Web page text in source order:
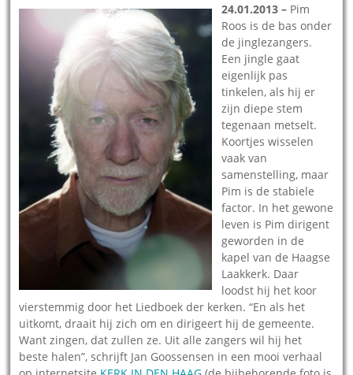
24.01.2013 – Pim
Roos is de bas onder
de jinglezangers.
Een jingle gaat
eigenlijk pas
tinkelen, als hij er
zijn diepe stem
tegenaan metselt.
Koortjes wisselen
vaak van
samenstelling, maar
Pim is de stabiele
factor. In het gewone
leven is Pim dirigent
geworden in de
kapel van de Haagse
Laakkerk. Daar
loodst hij het koor
vierstemmig door het Liedboek der kerken. “En als het
uitkomt, draait hij zich om en dirigeert hij de gemeente.
Want zingen, dat zullen ze. Uit alle zangers wil hij het
beste halen”, schrijft Jan Goossensen in een mooi verhaal